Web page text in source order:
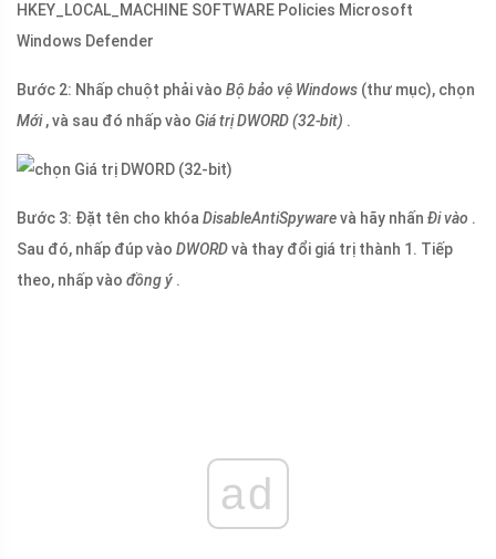
HKEY_LOCAL_MACHINE SOFTWARE Policies Microsoft
Windows Defender
Bước 2: Nhấp chuột phải vào Bộ bảo vệ Windows (thư mục), chọn
Mới, và sau đó nhấp vào Giá trị DWORD (32-bit) .
Bước 3: Đặt tên cho khóa DisableAntiSpywarevà hãy nhấn Đi vào .
Sau đó, nhấp đúp vào DWORDvà thay đổi giá trị thành 1. Tiếp
theo, nhấp vào đồng ý .
ad